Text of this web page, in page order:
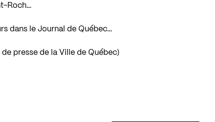
Roch…
dans le Journal de Québec…
presse de la Ville de Québec)